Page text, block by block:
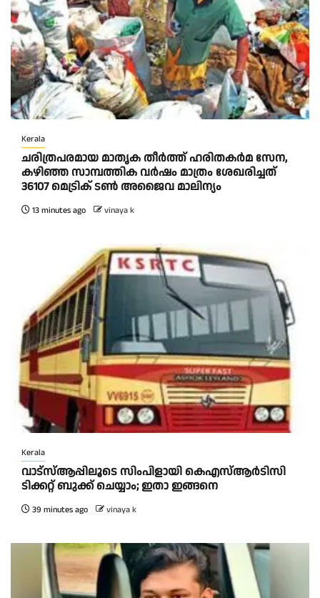
Kerala
ചരിത്രപരമായ മാതൃക തീര്‍ത്ത് ഹരിതകര്‍മ സേന,
കഴിഞ്ഞ സാമ്പത്തിക വര്‍ഷം മാത്രം ശേഖരിച്ചത്
36107 മെട്രിക് ടണ്‍ അജൈവ മാലിന്യം
13 minutes ago vinaya k
Kerala
വാട്‌സ്ആപ്പിലൂടെ സിംപിളായി കെഎസ്ആര്‍ടിസി
ടിക്കറ്റ് ബുക്ക് ചെയ്യാം; ഇതാ ഇങ്ങനെ
39 minutes ago vinaya k